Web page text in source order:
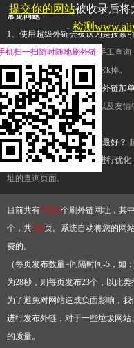
常见问题
1、使用超级外链会被认为是搜索
查询工具，模拟的是正常手工查
推广竞争对手的网址，让它k掉。
2、网站优化单纯依靠超级外链加
链，需要结合普通的外链以及友
台交换友情链接。
3、如何使用超级外链效果最好？
有频繁使用超级外链工具进行优化
址的查询页面。
目前共有13212个刷外链网址，其
个，共332页。系统自动将您的网
费的。
（每页发布数量=间隔时间-5，如
为28秒，则每页发布23个，以此
为了避免对网站造成负面影响，
进行发布外链，对于一些垃圾网
的质量。
提交你的网站被收录后将
- 检测
机扫一扫随时随地刷外链